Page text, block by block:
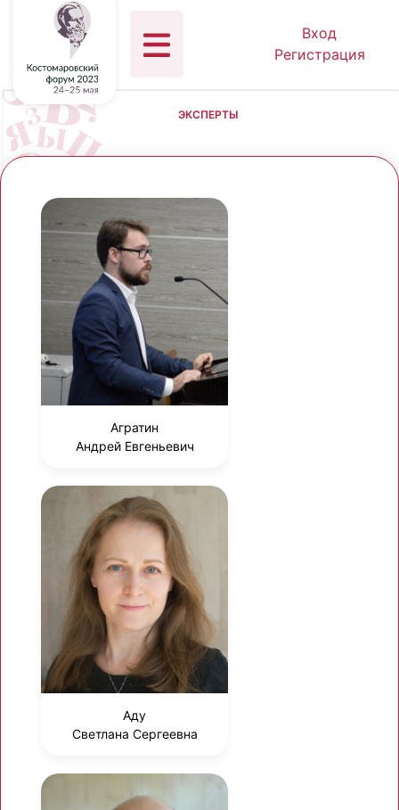
Вход
Регистрация
ЭКСПЕРТЫ
Агратин
Андрей Евгеньевич
Аду
Светлана Сергеевна